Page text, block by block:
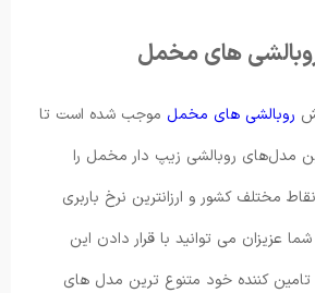
های مخمل
روبالشی های مخمل موجب شده است تا
مدل‌های روبالشی زیپ دار مخمل را
مختلف کشور و ارزانترین نرخ باربری
عزیزان می توانید با قرار دادن این
کننده خود متنوع ترین مدل های